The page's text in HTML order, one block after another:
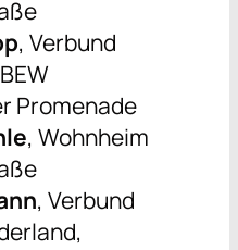
, Verbund
Promenade
, Wohnheim
, Verbund